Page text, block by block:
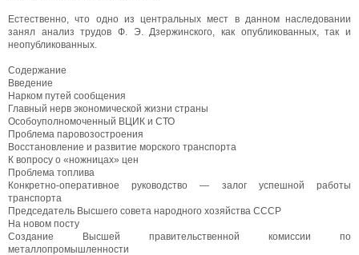
Естественно, что одно из центральных мест в данном наследовании
занял анализ трудов Ф. Э. Дзержинского, как опубликованных, так и
неопубликованных.
Содержание
Введение
Нарком путей сообщения
Главный нерв экономической жизни страны
Особоуполномоченный ВЦИК и СТО
Проблема паровозостроения
Восстановление и развитие морского транспорта
К вопросу о «ножницах» цен
Проблема топлива
Конкретно-оперативное руководство — залог успешной работы
транспорта
Председатель Высшего совета народного хозяйства СССР
На новом посту
Создание Высшей правительственной комиссии по
металлопромышленности